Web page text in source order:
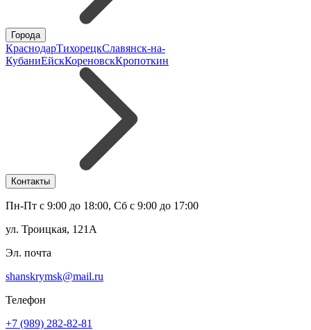
Города
КраснодарТихорецкСлавянск-на-
КубаниЕйскКореновскКропоткин
Контакты
Пн-Пт с 9:00 до 18:00, Сб с 9:00 до 17:00
ул. Троицкая, 121А
Эл. почта
shanskrymsk@mail.ru
Телефон
+7 (989) 282-82-81